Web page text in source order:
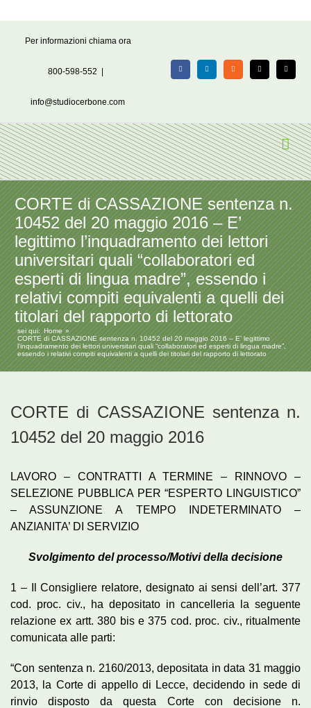
Per informazioni chiama ora
800-598-552
info@studiocerbone.com
FacebookLinkedIn Rss X Email
CORTE di CASSAZIONE sentenza n.
10452 del 20 maggio 2016 – E’
legittimo l’inquadramento dei lettori
universitari quali “collaboratori ed
esperti di lingua madre”, essendo i
relativi compiti equivalenti a quelli dei
titolari del rapporto di lettorato
sei qui: Home
CORTE di CASSAZIONE sentenza n. 10452 del 20 maggio 2016 – E’ legittimo
l’inquadramento dei lettori universitari quali “collaboratori ed esperti di lingua madre”,
essendo i relativi compiti equivalenti a quelli dei titolari del rapporto di lettorato
CORTE di CASSAZIONE sentenza n.
10452 del 20 maggio 2016
LAVORO – CONTRATTI A TERMINE – RINNOVO –
SELEZIONE PUBBLICA PER “ESPERTO LINGUISTICO”
– ASSUNZIONE A TEMPO INDETERMINATO –
ANZIANITA’ DI SERVIZIO
Svolgimento del processo/Motivi della decisione
1 – Il Consigliere relatore, designato ai sensi dell’art. 377
cod. proc. civ., ha depositato in cancelleria la seguente
relazione ex artt. 380 bis e 375 cod. proc. civ., ritualmente
comunicata alle parti:
“Con sentenza n. 2160/2013, depositata in data 31 maggio
2013, la Corte di appello di Lecce, decidendo in sede di
rinvio disposto da questa Corte con decisione n.